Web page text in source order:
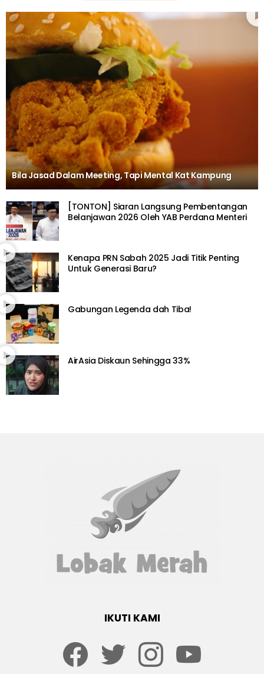
Bila Jasad Dalam Meeting, Tapi Mental Kat Kampung
[TONTON] Siaran Langsung Pembentangan
Belanjawan 2026 Oleh YAB Perdana Menteri
Kenapa PRN Sabah 2025 Jadi Titik Penting
Untuk Generasi Baru?
Gabungan Legenda dah Tiba!
AirAsia Diskaun Sehingga 33%
IKUTI KAMI